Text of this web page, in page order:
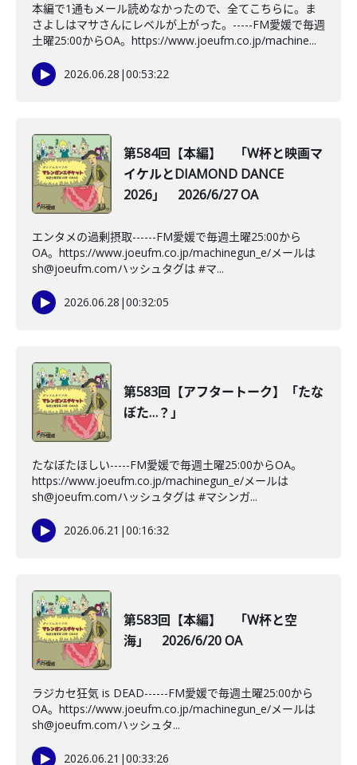
本編で1通もメール読めなかったので、全てこちらに。ま
さよしはマサさんにレベルが上がった。-----FM愛媛で毎週
土曜25:00からOA。https://www.joeufm.co.jp/machine...
2026.06.28 |00:53:22
第584回【本編】 「W杯と映画マ
イケルとDIAMOND DANCE
2026」 2026/6/27 OA
エンタメの過剰摂取------FM愛媛で毎週土曜25:00から
OA。https://www.joeufm.co.jp/machinegun_e/メールは
sh@joeufm.comハッシュタグは #マ...
2026.06.28 |00:32:05
第583回【アフタートーク】「たな
ぼた…？」
たなぼたほしい-----FM愛媛で毎週土曜25:00からOA。
https://www.joeufm.co.jp/machinegun_e/メールは
sh@joeufm.comハッシュタグは #マシンガ...
2026.06.21 |00:16:32
第583回【本編】 「W杯と空
海」 2026/6/20 OA
ラジカセ狂気 is DEAD------FM愛媛で毎週土曜25:00から
OA。https://www.joeufm.co.jp/machinegun_e/メールは
sh@joeufm.comハッシュタ...
2026.06.21 |00:33:26